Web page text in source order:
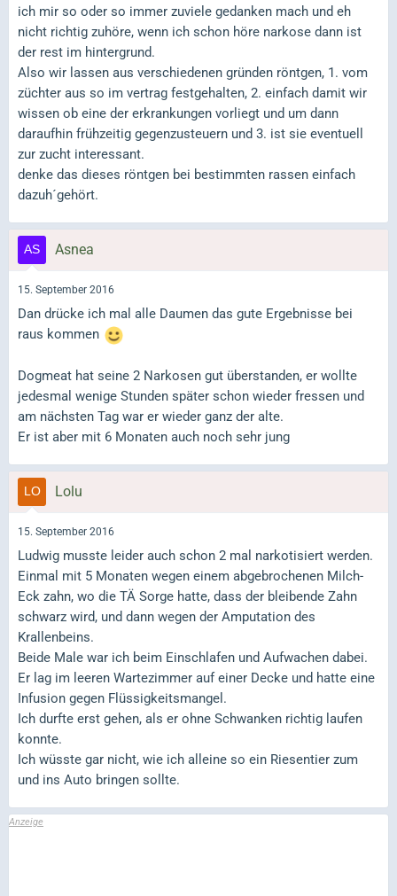
ich mir so oder so immer zuviele gedanken mach und eh
nicht richtig zuhöre, wenn ich schon höre narkose dann ist
der rest im hintergrund.
Also wir lassen aus verschiedenen gründen röntgen, 1. vom
züchter aus so im vertrag festgehalten, 2. einfach damit wir
wissen ob eine der erkrankungen vorliegt und um dann
daraufhin frühzeitig gegenzusteuern und 3. ist sie eventuell
zur zucht interessant.
denke das dieses röntgen bei bestimmten rassen einfach
dazuh´gehört.
Asnea
15. September 2016
Dan drücke ich mal alle Daumen das gute Ergebnisse bei
raus kommen
Dogmeat hat seine 2 Narkosen gut überstanden, er wollte
jedesmal wenige Stunden später schon wieder fressen und
am nächsten Tag war er wieder ganz der alte.
Er ist aber mit 6 Monaten auch noch sehr jung
Lolu
15. September 2016
Ludwig musste leider auch schon 2 mal narkotisiert werden.
Einmal mit 5 Monaten wegen einem abgebrochenen Milch-
Eck zahn, wo die TÄ Sorge hatte, dass der bleibende Zahn
schwarz wird, und dann wegen der Amputation des
Krallenbeins.
Beide Male war ich beim Einschlafen und Aufwachen dabei.
Er lag im leeren Wartezimmer auf einer Decke und hatte eine
Infusion gegen Flüssigkeitsmangel.
Ich durfte erst gehen, als er ohne Schwanken richtig laufen
konnte.
Ich wüsste gar nicht, wie ich alleine so ein Riesentier zum
und ins Auto bringen sollte.